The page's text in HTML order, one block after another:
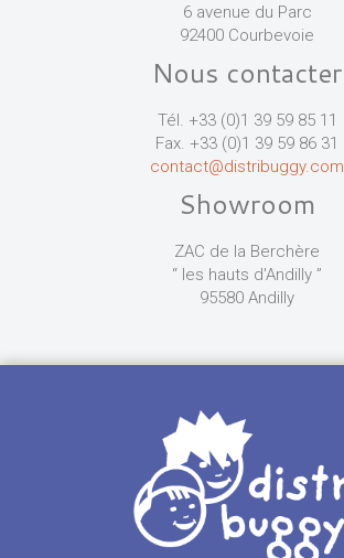
6 avenue du Parc
92400 Courbevoie
Nous contacter
Tél. +33 (0)1 39 59 85 11
Fax. +33 (0)1 39 59 86 31
contact@distribuggy.com
Showroom
ZAC de la Berchère
“ les hauts d'Andilly ”
95580 Andilly